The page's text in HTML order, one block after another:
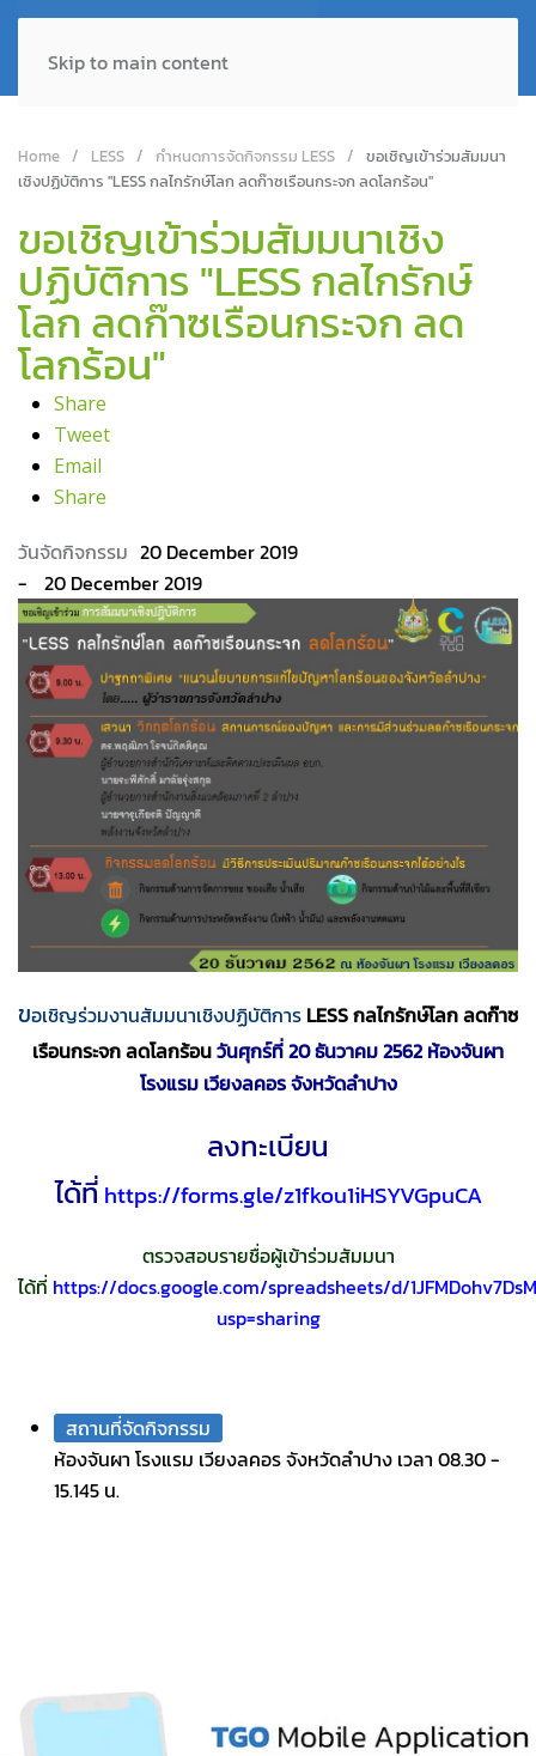
Skip to main content
Home LESS กำหนดการจัดกิจกรรม LESS
ขอเชิญเข้าร่วมสัมมนา
เชิงปฏิบัติการ "LESS กลไกรักษ์โลก ลดก๊าซเรือนกระจก ลดโลกร้อน"
ขอเชิญเข้าร่วมสัมมนาเชิง
ปฏิบัติการ "LESS กลไกรักษ์
โลก ลดก๊าซเรือนกระจก ลด
โลกร้อน"
Share
Tweet
Email
Share
20 December 2019
20 December 2019
ขอเชิญร่วมงานสัมมนาเชิงปฏิบัติการ LESS กลไกรักษ์โลก ลดก๊าซ
เรือนกระจก ลดโลกร้อนวันศุกร์ที่ 20 ธันวาคม 2562ห้องจันผา
โรงแรม เวียงลคอร จังหวัดลำปาง
ลงทะเบียน
ได้ที่ https://forms.gle/z1fkou1iHSYVGpuCA
ตรวจสอบรายชื่อผู้เข้าร่วมสัมมนา
ได้ที่ https://docs.google.com/spreadsheets/d/
usp=sharing
สถานที่จัดกิจกรรม
ห้องจันผา โรงแรม เวียงลคอร จังหวัดลำปาง เวลา 08.30 -
15.145 น.